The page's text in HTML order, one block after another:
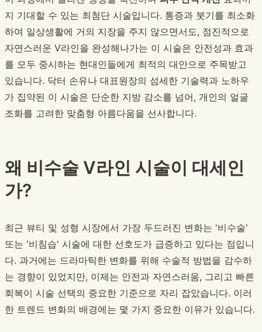
지 기대할 수 있는 최첨단 시술입니다. 통증과 붓기를 최소화
하여 일상생활에 거의 지장을 주지 않으면서도, 점진적으로
자연스러운 V라인을 완성해나가는 이 시술은 안전성과 효과
를 모두 중시하는 현대인들에게 최적의 대안으로 주목받고
있습니다. 닥터 손유나 대표원장의 섬세한 기술력과 노하우
가 집약된 이 시술은 단순한 지방 감소를 넘어, 개인의 얼굴
조화를 고려한 맞춤형 아름다움을 선사합니다.
왜 비수술 V라인 시술이 대세인
가?
최근 뷰티 및 성형 시장에서 가장 두드러진 변화는 '비수술'
또는 '비침습' 시술에 대한 선호도가 급증하고 있다는 점입니
다. 과거에는 드라마틱한 변화를 위해 수술적 방법을 감수하
는 경향이 있었지만, 이제는 안전과 자연스러움, 그리고 빠른
회복이 시술 선택의 중요한 기준으로 자리 잡았습니다. 이러
한 트렌드 변화의 배경에는 몇 가지 중요한 이유가 있습니다.